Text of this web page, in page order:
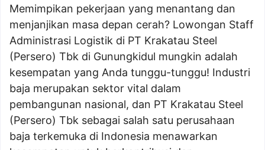
Memimpikan pekerjaan yang menantang dan
menjanjikan masa depan cerah? Lowongan Staff
Administrasi Logistik di PT Krakatau Steel
(Persero) Tbk di Gunungkidul mungkin adalah
kesempatan yang Anda tunggu-tunggu! Industri
baja merupakan sektor vital dalam
pembangunan nasional, dan PT Krakatau Steel
(Persero) Tbk sebagai salah satu perusahaan
baja terkemuka di Indonesia menawarkan